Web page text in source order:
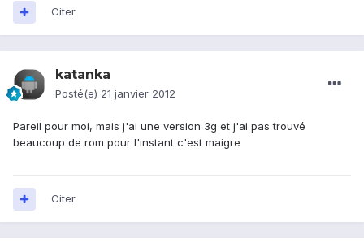
Citer
katanka
Posté(e) 21 janvier 2012
Pareil pour moi, mais j'ai une version 3g et j'ai pas trouvé
beaucoup de rom pour l'instant c'est maigre
Citer